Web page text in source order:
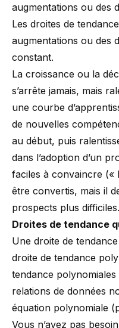
augmentations ou des
Les droites de
augmentations ou des
constant.
La croissance ou la
s’arrête jamais, mais
une courbe
de nouvelles
au début, puis
dans l’adoption d’un
faciles à convaincre
être convertis, mais il
prospects plus difficiles.
Droites de tendance
Une droite de
droite de tendance
tendance
relations de données
équation polynomiale
Vous n’avez pas